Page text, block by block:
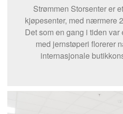
Strømmen Storsenter er
kjøpesenter, med nærmere
Det som en gang i tiden
med jernstøperi florerer
internasjonale